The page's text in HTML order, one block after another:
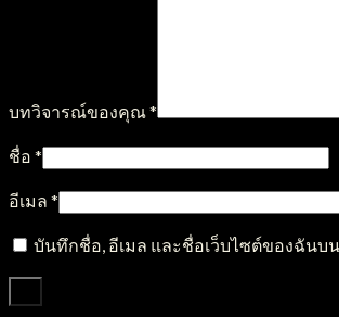
บทวิจารณ์ของคุณ*
ชื่อ *
อีเมล *
บันทึกชื่อ, อีเมล และชื่อเว็บไซต์ของฉันบ